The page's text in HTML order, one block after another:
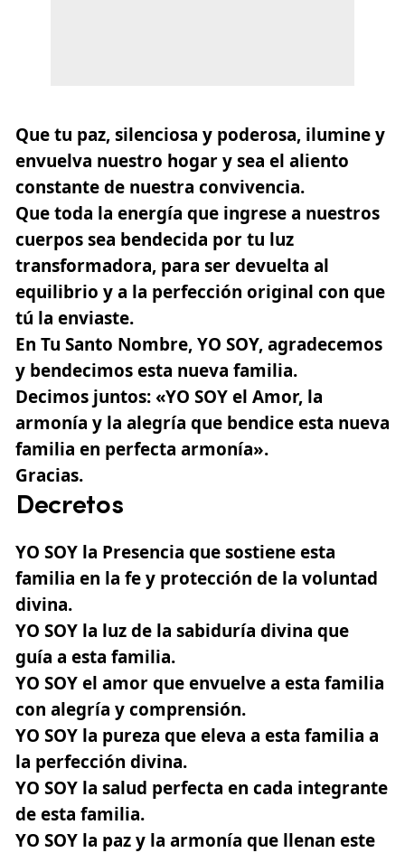
Que tu paz, silenciosa y poderosa, ilumine y
envuelva nuestro hogary sea el aliento
constante de nuestra convivencia.
Que toda la energía que ingrese a nuestros
cuerpos sea bendecida por tu luz
transformadora, para ser devuelta al
equilibrio y a la perfección original con que
tú la enviaste.
En Tu Santo Nombre, YO SOY, agradecemos
y bendecimos esta nueva familia.
Decimos juntos: «YO SOY el Amor, la
armonía y la alegría que bendice esta nueva
familia en perfecta armonía».
Gracias.
Decretos
YO SOY la Presencia que sostiene esta
familia en la fe y protección de la voluntad
divina.
YO SOY la luz de la sabiduría divina que
guía a esta familia.
YO SOY el amor que envuelve a esta familia
con alegría y comprensión.
YO SOY la pureza que eleva a esta familia a
la perfección divina.
YO SOY la salud perfecta en cada integrante
de esta familia.
YO SOY la paz y la armonía que llenan este